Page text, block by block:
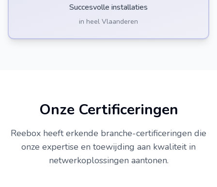
Succesvolle installaties
in heel Vlaanderen
Onze Certificeringen
Reebox heeft erkende branche-certificeringen die
onze expertise en toewijding aan kwaliteit in
netwerkoplossingen aantonen.